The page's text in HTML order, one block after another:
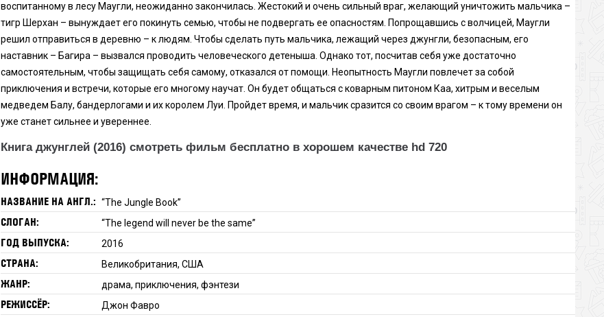
воспитанному в лесу Маугли, неожиданно закончилась. Жестокий и очень сильный враг, желающий уничтожить мальчика –
тигр Шерхан – вынуждает его покинуть семью, чтобы не подвергать ее опасностям. Попрощавшись с волчицей, Маугли
решил отправиться в деревню – к людям. Чтобы сделать путь мальчика, лежащий через джунгли, безопасным, его
наставник – Багира – вызвался проводить человеческого детеныша. Однако тот, посчитав себя уже достаточно
самостоятельным, чтобы защищать себя самому, отказался от помощи. Неопытность Маугли повлечет за собой
приключения и встречи, которые его многому научат. Он будет общаться с коварным питоном Каа, хитрым и веселым
медведем Балу, бандерлогами и их королем Луи. Пройдет время, и мальчик сразится со своим врагом – к тому времени он
уже станет сильнее и увереннее.
Книга джунглей (2016) смотреть фильм бесплатно в хорошем качестве hd 720
ИНФОРМАЦИЯ:
НАЗВАНИЕ НА АНГЛ.: “The Jungle Book”
СЛОГАН: “The legend will never be the same”
ГОД ВЫПУСКА: 2016
СТРАНА: Великобритания, США
ЖАНР: драма, приключения, фэнтези
РЕЖИССЁР: Джон Фавро